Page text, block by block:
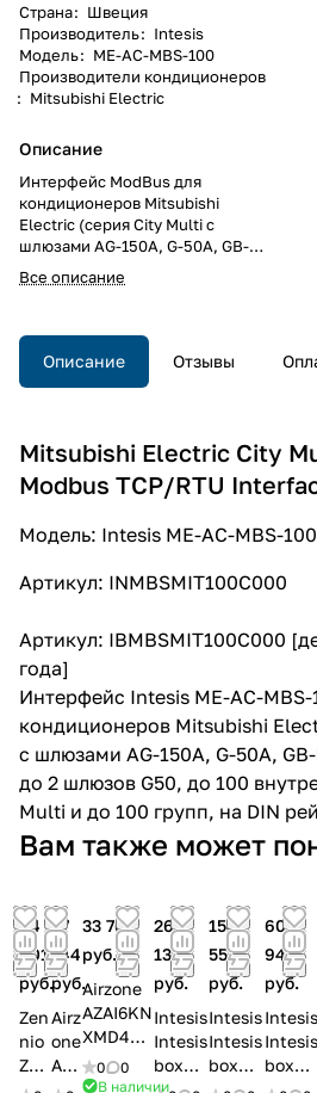
Страна: Швеция
Производитель: Intesis
Модель: ME-AC-MBS-100
Производители кондиционеров
: Mitsubishi Electric
Описание
Интерфейс ModBus для
кондиционеров Mitsubishi
Electric (серия City Multi с
шлюзами AG-150A, G-50A, GB-
50A или GB-50ADA), до 2
шлюзов G50, до 100 внутренних
на DIN рейку
Все описание
Описание Отзывы
Mitsubishi Electric City
Modbus TCP/RTU
Модель: Intesis ME-AC-MBS-100
Артикул: INMBSMIT100C000
Артикул: IBMBSMIT100C000
года]
Интерфейс Intesis ME-AC-
кондиционеров Mitsubishi
с шлюзами AG-150A, G-50A,
до 2 шлюзов G50, до 100
Multi и до 100 групп, на DIN
Вам также может
44
801
руб.
Zen
nio
ZCL
-FJ
37
144
руб.
Airz
one
AZ
AI6
33 768
руб.
Airzone
AZAI6KN
XMD4
AIDOO
KNX
0
0
В наличии
263
131
руб.
Intesis
Intesis
box
MD-
154
556
руб.
Intesis
Intesis
box
MD-
60
941
руб.
Intesis
Intesis
box
MD-